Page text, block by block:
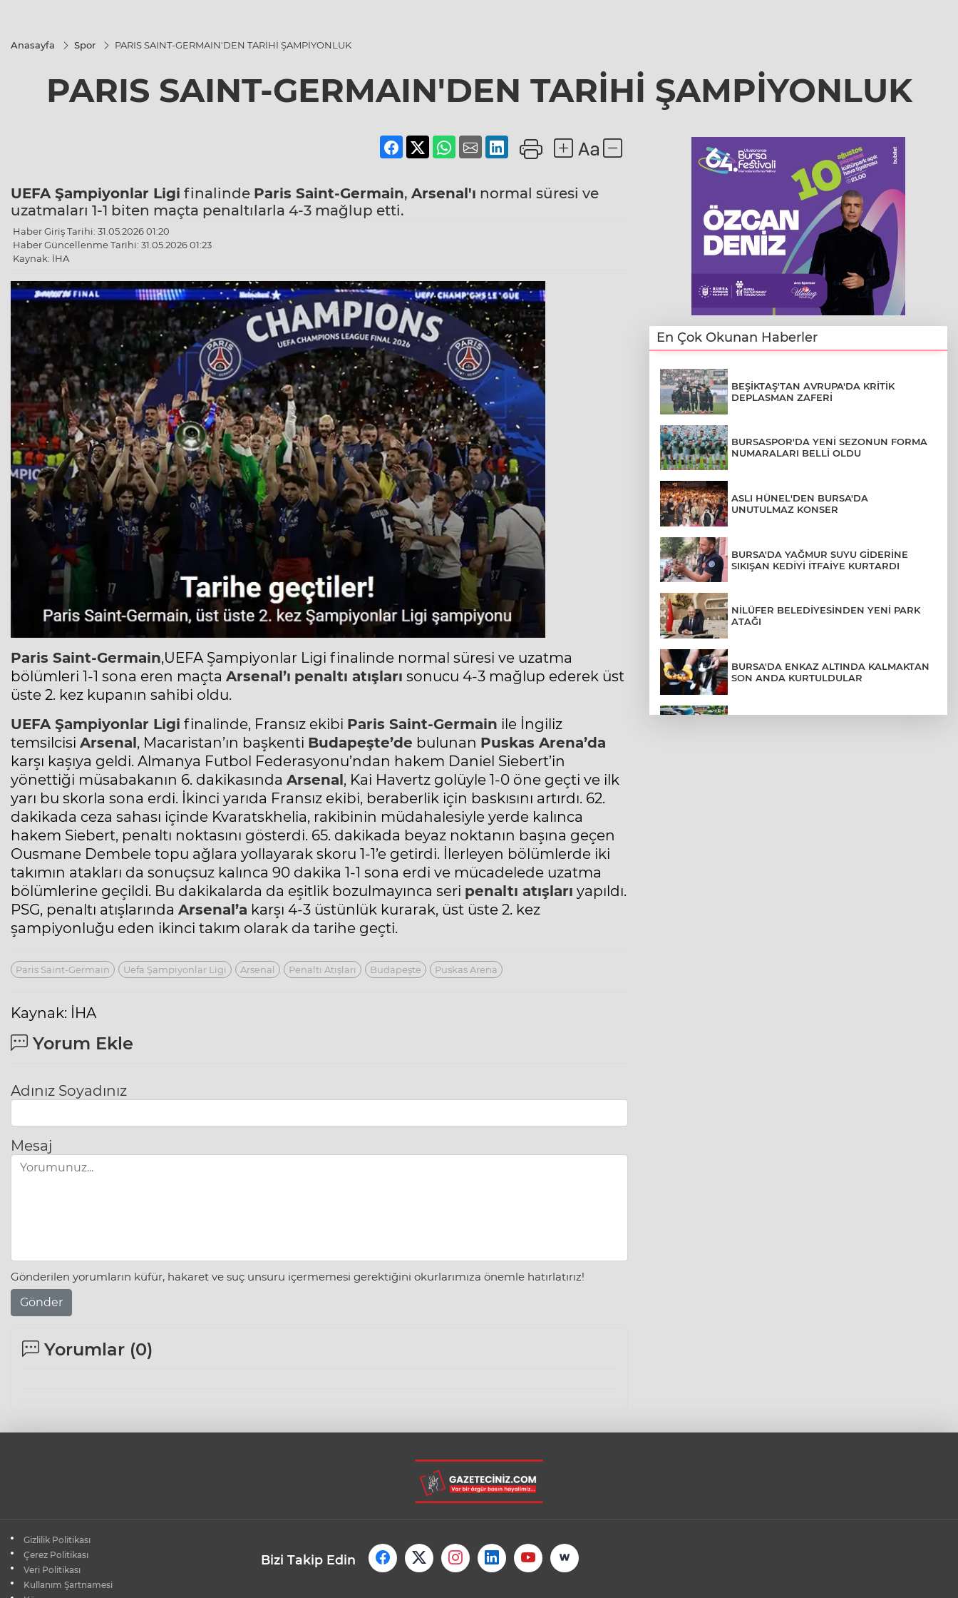
Anasayfa Spor PARIS SAINT-GERMAIN'DEN TARİHİ ŞAMPİYONLUK
PARIS SAINT-GERMAIN'DEN TARİHİ ŞAMPİYONLUK
UEFA Şampiyonlar Ligi finalinde Paris Saint-Germain, Arsenal'ı normal süresi ve
uzatmaları 1-1 biten maçta penaltılarla 4-3 mağlup etti.
Haber Giriş Tarihi: 31.05.2026 01:20
Haber Güncellenme Tarihi: 31.05.2026 01:23
Kaynak: İHA
Paris Saint-Germain,UEFA Şampiyonlar Ligi finalinde normal süresi ve uzatma
bölümleri 1-1 sona eren maçta Arsenal’ı penaltı atışları sonucu 4-3 mağlup ederek üst
üste 2. kez kupanın sahibi oldu.
UEFA Şampiyonlar Ligi finalinde, Fransız ekibi Paris Saint-Germain ile İngiliz
temsilcisi Arsenal , Macaristan’ın başkenti Budapeşte’de bulunan Puskas Arena’da
karşı kaşıya geldi. Almanya Futbol Federasyonu’ndan hakem Daniel Siebert’in
yönettiği müsabakanın 6. dakikasında Arsenal , Kai Havertz golüyle 1-0 öne geçti ve ilk
yarı bu skorla sona erdi. İkinci yarıda Fransız ekibi, beraberlik için baskısını artırdı. 62.
dakikada ceza sahası içinde Kvaratskhelia, rakibinin müdahalesiyle yerde kalınca
hakem Siebert, penaltı noktasını gösterdi. 65. dakikada beyaz noktanın başına geçen
Ousmane Dembele topu ağlara yollayarak skoru 1-1’e getirdi. İlerleyen bölümlerde iki
takımın atakları da sonuçsuz kalınca 90 dakika 1-1 sona erdi ve mücadelede uzatma
bölümlerine geçildi. Bu dakikalarda da eşitlik bozulmayınca seri penaltı atışları yapıldı.
PSG, penaltı atışlarında Arsenal’a karşı 4-3 üstünlük kurarak, üst üste 2. kez
şampiyonluğu eden ikinci takım olarak da tarihe geçti.
Paris Saint-Germain Uefa Şampiyonlar Ligi Arsenal Penaltı Atışları Budapeşte Puskas Arena
Kaynak: İHA
Yorum Ekle
Adınız Soyadınız
Mesaj
Gönderilen yorumların küfür, hakaret ve suç unsuru içermemesi gerektiğini okurlarımıza önemle hatırlatırız!
Gönder
Yorumlar (0)
En Çok Okunan Haberler
BEŞİKTAŞ'TAN AVRUPA'DA KRİTİK
DEPLASMAN ZAFERİ
BURSASPOR'DA YENİ SEZONUN FORMA
NUMARALARI BELLİ OLDU
ASLI HÜNEL'DEN BURSA'DA
UNUTULMAZ KONSER
BURSA'DA YAĞMUR SUYU GİDERİNE
SIKIŞAN KEDİYİ İTFAİYE KURTARDI
NİLÜFER BELEDİYESİNDEN YENİ PARK
ATAĞI
BURSA'DA ENKAZ ALTINDA KALMAKTAN
SON ANDA KURTULDULAR
Gizlilik Politikası
Çerez Politikası
Veri Politikası
Kullanım Şartnamesi
Bizi Takip Edin